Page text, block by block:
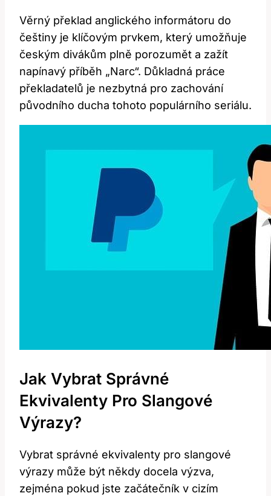
Věrný překlad anglického informátoru do
češtiny je klíčovým prvkem, který umožňuje
českým divákům plně porozumět a zažít
napínavý příběh „Narc“. Důkladná práce
překladatelů je nezbytná pro zachování
původního ducha tohoto populárního seriálu.
Jak Vybrat Správné
Ekvivalenty Pro Slangové
Výrazy?
Vybrat správné ekvivalenty pro slangové
výrazy může být někdy docela výzva,
zejména pokud jste začátečník v cizím